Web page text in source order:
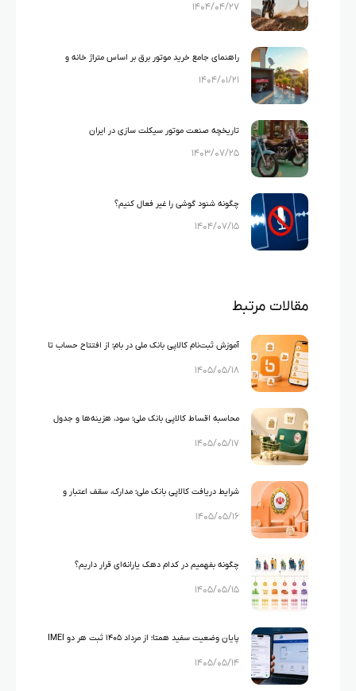
های ایرانی)
۱۴۰۴/۰۴/۲۷
راهنمای جامع خرید موتور برق بر اساس متراژ خانه و
لوازم خانگی
۱۴۰۴/۰۱/۲۱
تاریخچه صنعت موتور سیکلت سازی در ایران
۱۴۰۳/۰۷/۲۵
چگونه شنود گوشی را غیر فعال کنیم؟
۱۴۰۴/۰۷/۱۵
مقالات مرتبط
آموزش ثبت‌نام کالاپی بانک ملی در بام؛ از افتتاح حساب تا
تأیید درخواست
۱۴۰۵/۰۵/۱۸
محاسبه اقساط کالاپی بانک ملی؛ سود، هزینه‌ها و جدول
اقساط ۱۰۰ تا ۳۰۰ میلیون تومان
۱۴۰۵/۰۵/۱۷
شرایط دریافت کالاپی بانک ملی؛ مدارک، سقف اعتبار و
شرایط متقاضی
۱۴۰۵/۰۵/۱۶
چگونه بفهمیم در کدام دهک یارانه‌ای قرار داریم؟
راهنمای کامل استعلام دهک بندی یارانه
۱۴۰۵/۰۵/۱۵
پایان وضعیت سفید همتا؛ از مرداد ۱۴۰۵ ثبت هر دو IMEI
گوشی‌های دو سیم‌کارته الزامی شد
۱۴۰۵/۰۵/۱۴